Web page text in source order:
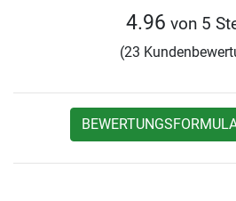
4.96 von 5
(23